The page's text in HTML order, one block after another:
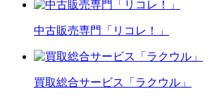
中古販売専門「リコレ！」
買取総合サービス「ラクウル」